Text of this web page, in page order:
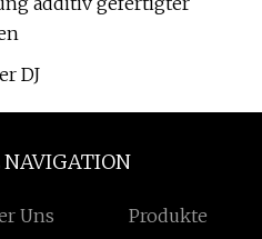
DJ
NAVIGATION
Uns Produkte